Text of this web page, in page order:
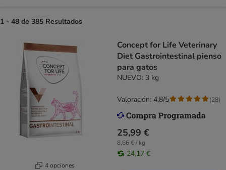
1 - 48 de 385 Resultados
4 opciones
Concept for Life Veterinary
Diet Gastrointestinal pienso
para gatos
NUEVO: 3 kg
25,99 €
8,66 € / kg
24,17 €
Valoración: 4.8/5 (28)